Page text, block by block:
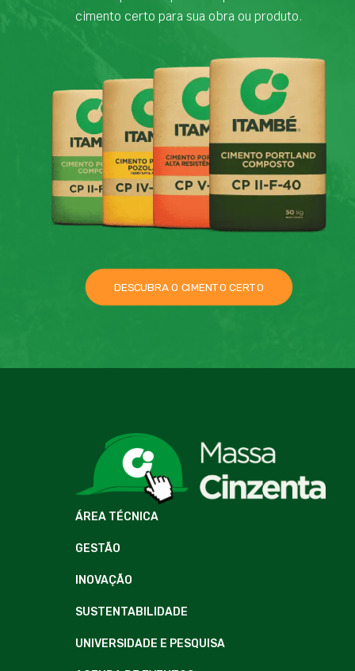
cimento certo para sua obra ou produto.
DESCUBRA O CIMENTO CERTO
ÁREA TÉCNICA
GESTÃO
INOVAÇÃO
SUSTENTABILIDADE
UNIVERSIDADE E PESQUISA